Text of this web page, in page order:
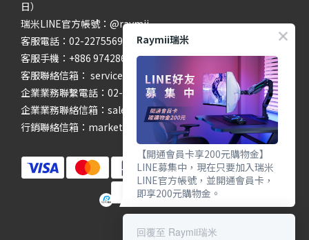
日）
瑞米LINE官方帳號：@raymii
客服電話：02-22755699 #201 #202
客服手機：+886 974286654
客服聯絡信箱： service@raymii.com
企業業務聯繫電話：02-22755699 #302
企業業務聯絡信箱：sales@raymii.com
行銷聯絡信箱：marketing@raymii.com
Raymii瑞米
【開通會員卡享200元購物金】
LINE募集中，現在只要加入瑞米
LINE官方帳號，並開通會員卡，
即享200元購物金。
回覆至 Raymii瑞米